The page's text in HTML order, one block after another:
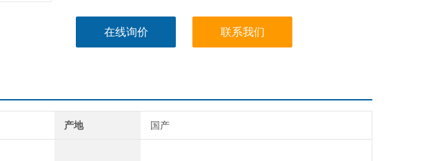
在线询价 联系我们
产地 国产